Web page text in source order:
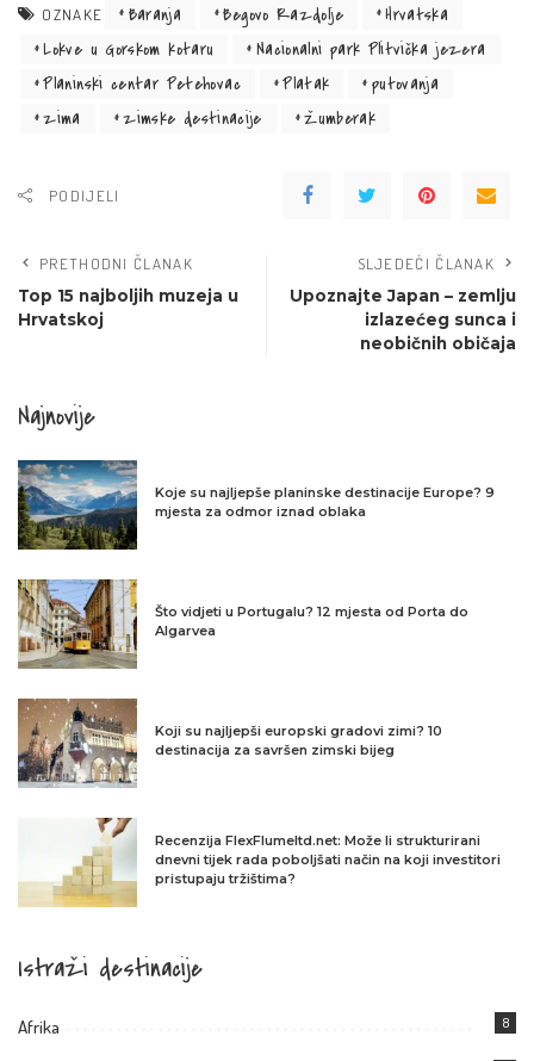
OZNAKE Baranja Begovo Razdolje
Hrvatska
Lokve u Gorskom kotaru
Nacionalni park Plitvička jezera
Planinski centar Petehovac
Platak
putovanja
zima
zimske destinacije Žumberak
PODIJELI
PRETHODNI ČLANAK
Top 15 najboljih muzeja u
Hrvatskoj
SLJEDEĆI ČLANAK
Upoznajte Japan – zemlju
izlazećeg sunca i
neobičnih običaja
Najnovije
Koje su najljepše planinske destinacije Europe? 9
mjesta za odmor iznad oblaka
Što vidjeti u Portugalu? 12 mjesta od Porta do
Algarvea
Koji su najljepši europski gradovi zimi? 10
destinacija za savršen zimski bijeg
Recenzija FlexFlumeltd.net: Može li strukturirani
dnevni tijek rada poboljšati način na koji investitori
pristupaju tržištima?
Istraži destinacije
Afrika 8